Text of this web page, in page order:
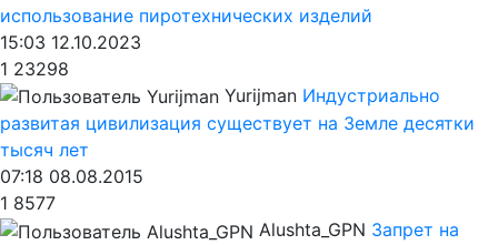
использование пиротехнических изделий
15:03 12.10.2023
1 23298
Yurijman Индустриально
развитая цивилизация существует на Земле десятки
тысяч лет
07:18 08.08.2015
1 8577
Alushta_GPN Запрет на